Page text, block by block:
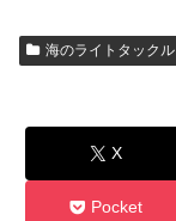
海のライトタックル
X
Pocket